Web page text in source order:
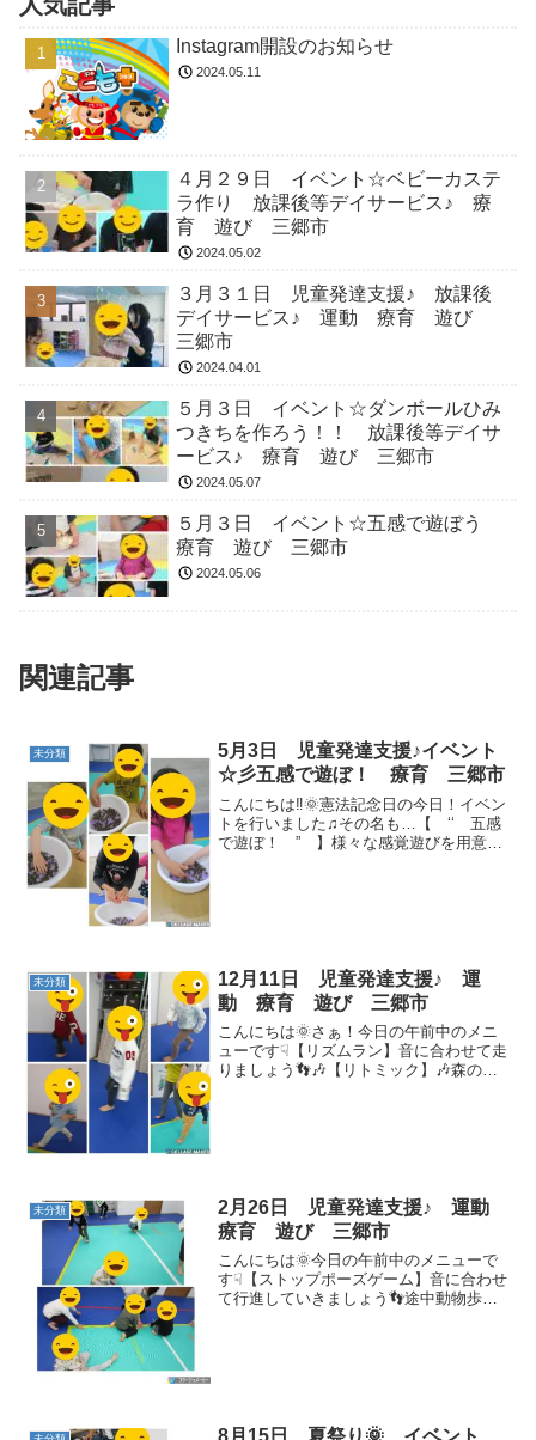
Instagram開設のお知らせ
2024.05.11
４月２９日 イベント☆ベビーカステ
ラ作り 放課後等デイサービス♪ 療
育 遊び 三郷市
2024.05.02
３月３１日 児童発達支援♪ 放課後
デイサービス♪ 運動 療育 遊び
三郷市
2024.04.01
５月３日 イベント☆ダンボールひみ
つきちを作ろう！！ 放課後等デイサ
ービス♪ 療育 遊び 三郷市
2024.05.07
５月３日 イベント☆五感で遊ぼう
療育 遊び 三郷市
2024.05.06
関連記事
未分類
5月3日 児童発達支援♪イベント
☆彡五感で遊ぼ！ 療育 三郷市
こんにちは‼🌞憲法記念日の今日！イベン
トを行いました♫その名も…【 ‘‘ 五感
で遊ぼ！ ” 】様々な感覚遊びを用意し
未分類
12月11日 児童発達支援♪ 運
動 療育 遊び 三郷市
こんにちは🌞さぁ！今日の午前中のメニ
ューです☟【リズムラン】音に合わせて走
りましょう👣🎶【リトミック】🎶森の音
未分類
2月26日 児童発達支援♪ 運動
療育 遊び 三郷市
こんにちは🌞今日の午前中のメニューで
す☟【ストップポーズゲーム】音に合わせ
て行進していきましょう👣途中動物歩き